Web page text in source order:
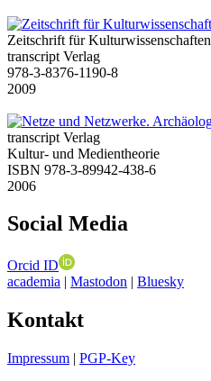
Zeitschrift für Kulturwissenschaften
transcript Verlag
978-3-8376-1190-8
2009
transcript Verlag
Kultur- und Medientheorie
ISBN 978-3-89942-438-6
2006
Social Media
Orcid ID
academia | Mastodon | Bluesky
Kontakt
Impressum | PGP-Key